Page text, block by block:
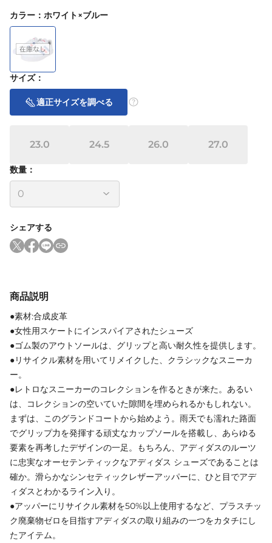
カラー ： ホワイト×ブルー
サイズ：
適正サイズを調べる
23.0 24.5 26.0 27.0
数量：
シェアする
商品説明
●素材:合成皮革
●女性用スケートにインスパイアされたシューズ
●ゴム製のアウトソールは、グリップと高い耐久性を提供します。
●リサイクル素材を用いてリメイクした、クラシックなスニーカ
ー。
●レトロなスニーカーのコレクションを作るときが来た。あるい
は、コレクションの空いていた隙間を埋められるかもしれない。
まずは、このグランドコートから始めよう。雨天でも濡れた路面
でグリップ力を発揮する頑丈なカップソールを搭載し、あらゆる
要素を再考したデザインの一足。もちろん、アディダスのルーツ
に忠実なオーセテンティックなアディダス シューズであることは
確か。滑らかなシンセティックレザーアッパーに、ひと目でアデ
ィダスとわかるライン入り。
●アッパーにリサイクル素材を50%以上使用するなど、プラスチッ
ク廃棄物ゼロを目指すアディダスの取り組みの一つをカタチにし
たアイテム。